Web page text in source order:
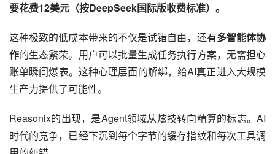
要花费12美元（按DeepSeek国际版收费标准）。
这种极致的低成本带来的不仅是试错自由，还有多智能体协
作的生态繁荣。用户可以批量生成任务执行方案，无需担心
账单瞬间爆表。这种心理层面的解绑，给AI真正进入大规模
生产力提供了可能性。
Reasonix的出现，是Agent领域从炫技转向精算的标志。AI
时代的竞争，已经下沉到每个字节的缓存指纹和每次工具调